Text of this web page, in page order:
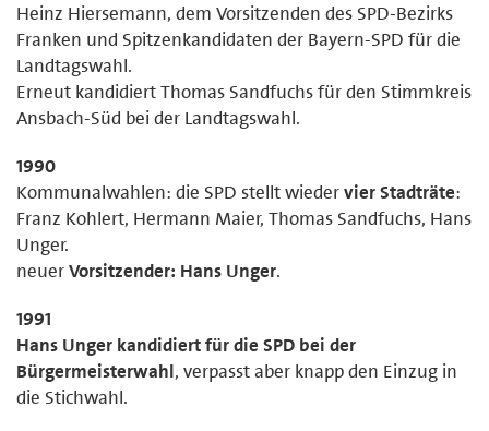
Heinz Hiersemann, dem Vorsitzenden des SPD-Bezirks
Franken und Spitzenkandidaten der Bayern-SPD für die
Landtagswahl.
Erneut kandidiert Thomas Sandfuchs für den Stimmkreis
Ansbach-Süd bei der Landtagswahl.
1990
Kommunalwahlen: die SPD stellt wiedervier Stadträte:
Franz Kohlert, Hermann Maier, Thomas Sandfuchs, Hans
Unger.
neuerVorsitzender: Hans Unger.
1991
Hans Unger kandidiert für die SPD bei der
Bürgermeisterwahl, verpasst aber knapp den Einzug in
die Stichwahl.